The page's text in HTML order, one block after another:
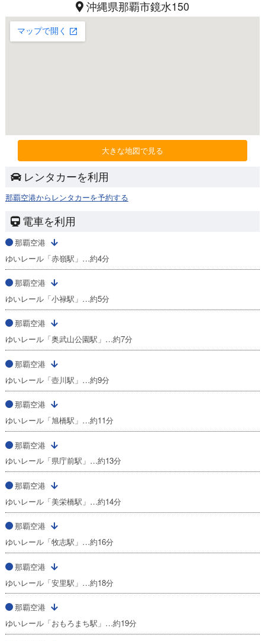
沖縄県那覇市鏡水150
大きな地図で見る
レンタカーを利用
那覇空港からレンタカーを予約する
電車を利用
那覇空港
ゆいレール「赤嶺駅」…約4分
那覇空港
ゆいレール「小禄駅」…約5分
那覇空港
ゆいレール「奥武山公園駅」…約7分
那覇空港
ゆいレール「壺川駅」…約9分
那覇空港
ゆいレール「旭橋駅」…約11分
那覇空港
ゆいレール「県庁前駅」…約13分
那覇空港
ゆいレール「美栄橋駅」…約14分
那覇空港
ゆいレール「牧志駅」…約16分
那覇空港
ゆいレール「安里駅」…約18分
那覇空港
ゆいレール「おもろまち駅」…約19分